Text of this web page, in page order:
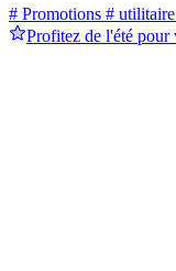
# Promotions # utilitaire
Profitez de l'été